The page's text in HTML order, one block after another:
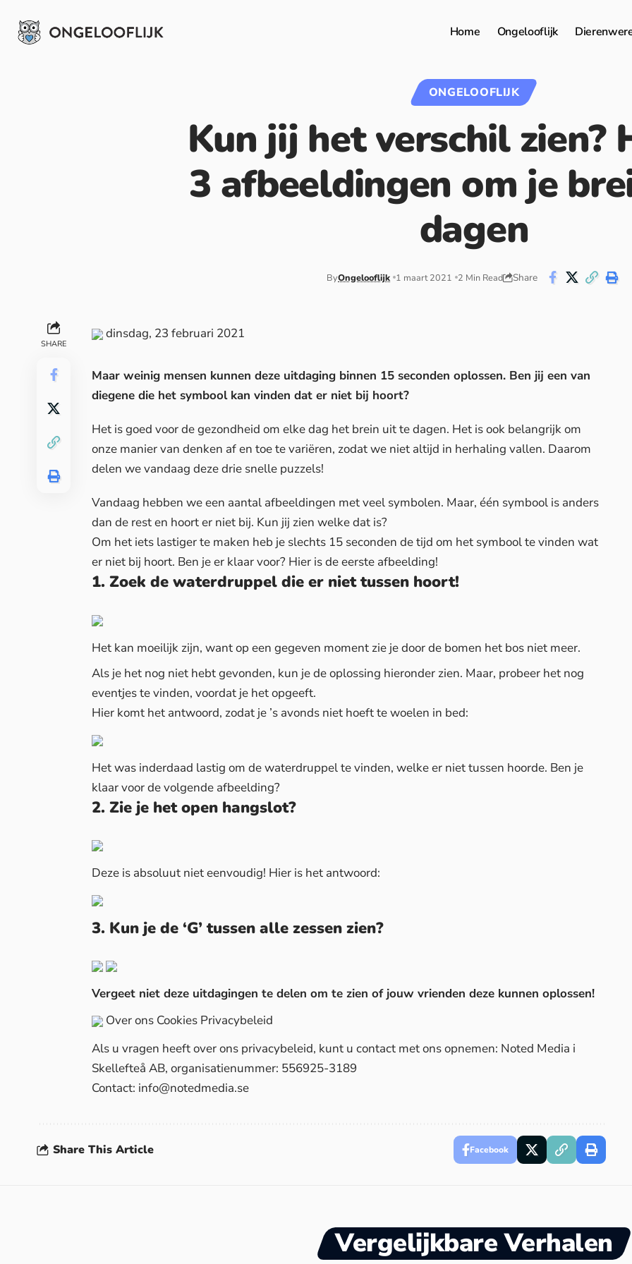
Home Ongelooflijk
ONGELOOFLIJK
Kun jij het verschil zien?
3 afbeeldingen om je
dagen
ByOngelooflijk 1 maart 2021 2 Min Read Share
SHARE
dinsdag, 23 februari 2021
Maar weinig mensen kunnen deze uitdaging binnen 15 seconden oplossen. Ben jij een van
diegene die het symbool kan vinden dat er niet bij hoort?
Het is goed voor de gezondheid om elke dag het brein uit te dagen. Het is ook belangrijk om
onze manier van denken af en toe te variëren, zodat we niet altijd in herhaling vallen. Daarom
delen we vandaag deze drie snelle puzzels!
Vandaag hebben we een aantal afbeeldingen met veel symbolen. Maar, één symbool is anders
dan de rest en hoort er niet bij. Kun jij zien welke dat is?
Om het iets lastiger te maken heb je slechts 15 seconden de tijd om het symbool te vinden wat
er niet bij hoort. Ben je er klaar voor? Hier is de eerste afbeelding!
1. Zoek de waterdruppel die er niet tussen hoort!
Het kan moeilijk zijn, want op een gegeven moment zie je door de bomen het bos niet meer.
Als je het nog niet hebt gevonden, kun je de oplossing hieronder zien. Maar, probeer het nog
eventjes te vinden, voordat je het opgeeft.
Hier komt het antwoord, zodat je ’s avonds niet hoeft te woelen in bed:
Het was inderdaad lastig om de waterdruppel te vinden, welke er niet tussen hoorde. Ben je
klaar voor de volgende afbeelding?
2. Zie je het open hangslot?
Deze is absoluut niet eenvoudig! Hier is het antwoord:
3. Kun je de ‘G’ tussen alle zessen zien?
Vergeet niet deze uitdagingen te delen om te zien of jouw vrienden deze kunnen oplossen!
Over ons Cookies Privacybeleid
Als u vragen heeft over ons privacybeleid, kunt u contact met ons opnemen: Noted Media i
Skellefteå AB, organisatienummer: 556925-3189
Contact: info@notedmedia.se
Share This Article Facebook
Vergelijkbare Verhalen